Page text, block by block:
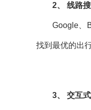
2、 线路搜
Google、
找到最优的出
3、 交互式